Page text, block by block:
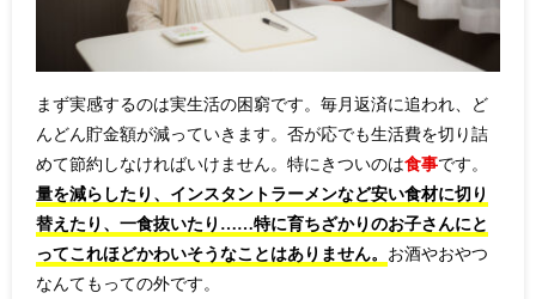
まず実感するのは実生活の困窮です。毎月返済に追われ、ど
んどん貯金額が減っていきます。否が応でも生活費を切り詰
めて節約しなければいけません。特にきついのは食事です。
量を減らしたり、インスタントラーメンなど安い食材に切り
替えたり、一食抜いたり……特に育ちざかりのお子さんにと
ってこれほどかわいそうなことはありません。 お酒やおやつ
なんてもっての外です。